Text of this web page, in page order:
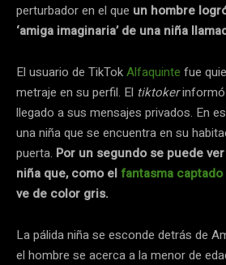
perturbador en el que un hombre
‘amiga imaginaria’ de una niña
El usuario de TikTokAlfaquinte fue
metraje en su perfil. El tiktokerinformó
llegado a sus mensajes privados. En
una niña que se encuentra en su
puerta. Por un segundo se puede
niña que, como elfantasma
ve de color gris.
La pálida niña se esconde detrás de
el hombre se acerca a la menor de